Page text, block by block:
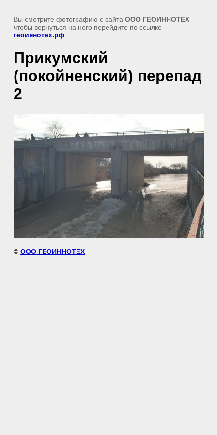
Вы смотрите фотографию с сайта ООО ГЕОИННОТЕХ -
чтобы вернуться на него перейдите по ссылке
геоиннотех.рф
Прикумский
(покойненский) перепад
2
© ООО ГЕОИННОТЕХ